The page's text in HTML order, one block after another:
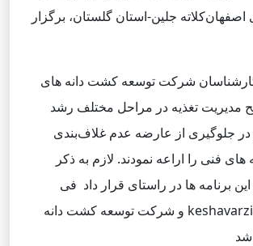
جلین-استان گلستان، برگزار
کارشناسان شرکت توسعه کشت دانه های
مدیریت تغذیه در مراحل مختلف رشد
جلوگیری از عارضه عدم غلاف‌بندی
های فنی را اراعه نمودند. لازم به ذکر
برنامه ها در راستای قرار داد فی
مابین پلتفرم keshavarzi.ir و شرکت توسعه کشت دانه